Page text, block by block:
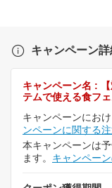
キャンペーン詳
キャンペーン名 :
テムで使える食フ
キャンペーンにお
ンペーンに関する
本キャンペーンは
ます。 キャンペー